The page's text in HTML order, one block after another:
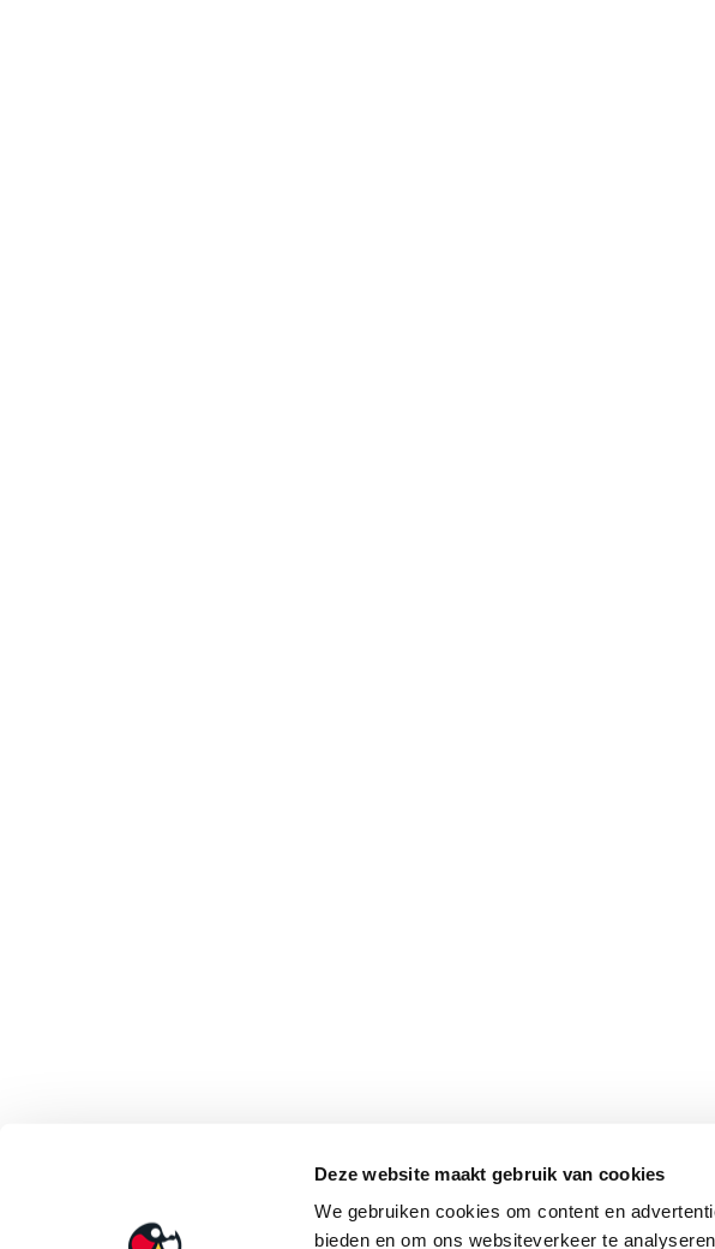
Deze website maakt gebruik van cookies
We gebruiken cookies om content en
bieden en om ons websiteverkeer te